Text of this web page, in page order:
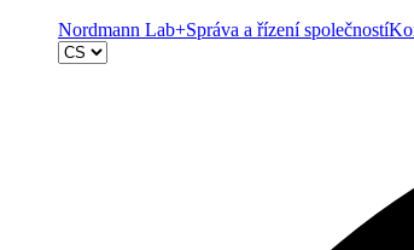
Nordmann Lab+Správa a řízení společností